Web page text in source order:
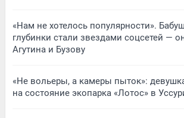
«Нам не хотелось популярности».
глубинки стали звездами соцсетей —
Агутина и Бузову
«Не вольеры, а камеры пыток»:
на состояние экопарка «Лотос» в